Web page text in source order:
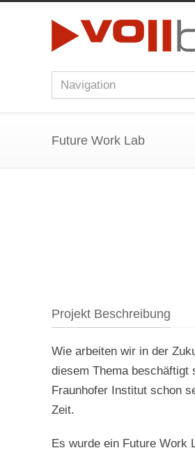
Future Work Lab
Projekt Beschreibung
Wie arbeiten wir in der
diesem Thema beschäftigt
Fraunhofer Institut schon
Zeit.
Es wurde ein Future Work